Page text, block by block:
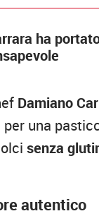
ha
Damiano
una
senza
autentico